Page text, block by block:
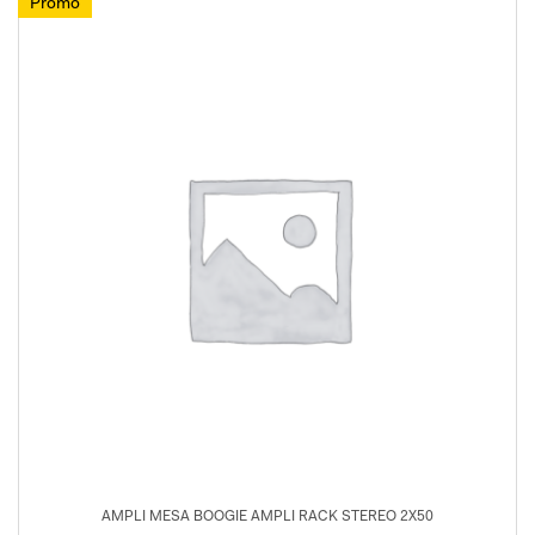
Promo
AMPLI MESA BOOGIE AMPLI RACK STEREO 2X50